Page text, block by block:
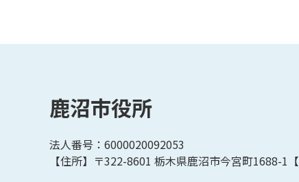
鹿沼市役所
法人番号：6000020092053
【住所】〒322-8601 栃木県鹿沼市今宮町1688-1【